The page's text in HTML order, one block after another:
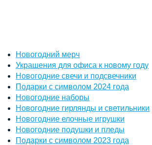
Новогодний мерч
Украшения для офиса к новому году
Новогодние свечи и подсвечники
Подарки с символом 2024 года
Новогодние наборы
Новогодние гирлянды и светильники
Новогодние елочные игрушки
Новогодние подушки и пледы
Подарки с символом 2023 года